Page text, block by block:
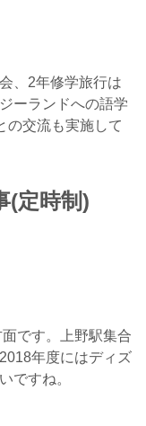
、2年修学旅行は
ーランドへの語学
の交流も実施して
(定時制)
です。上野駅集合
年度にはディズ
ですね。